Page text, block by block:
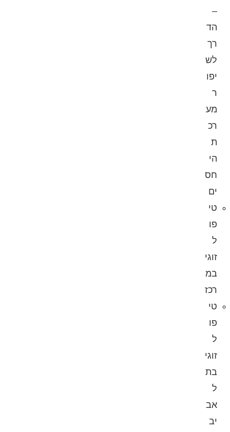
–
הד
רך
לש
יפו
ר
מע
רכ
ת
הי
חס
ים
טי
פו
ל
זוגי
במ
רכז
טי
פו
ל
זוגי
בת
ל
אב
יב